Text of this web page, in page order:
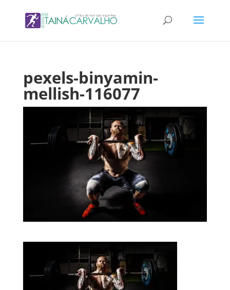
pexels-binyamin-
mellish-116077